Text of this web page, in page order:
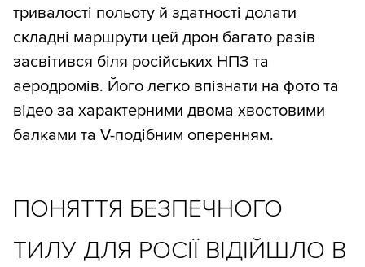
тривалості польоту й здатності долати
складні маршрути цей дрон багато разів
засвітився біля російських НПЗ та
аеродромів. Його легко впізнати на фото та
відео за характерними двома хвостовими
балками та V-подібним оперенням.
ПОНЯТТЯ БЕЗПЕЧНОГО
ТИЛУ ДЛЯ РОСІЇ ВІДІЙШЛО В